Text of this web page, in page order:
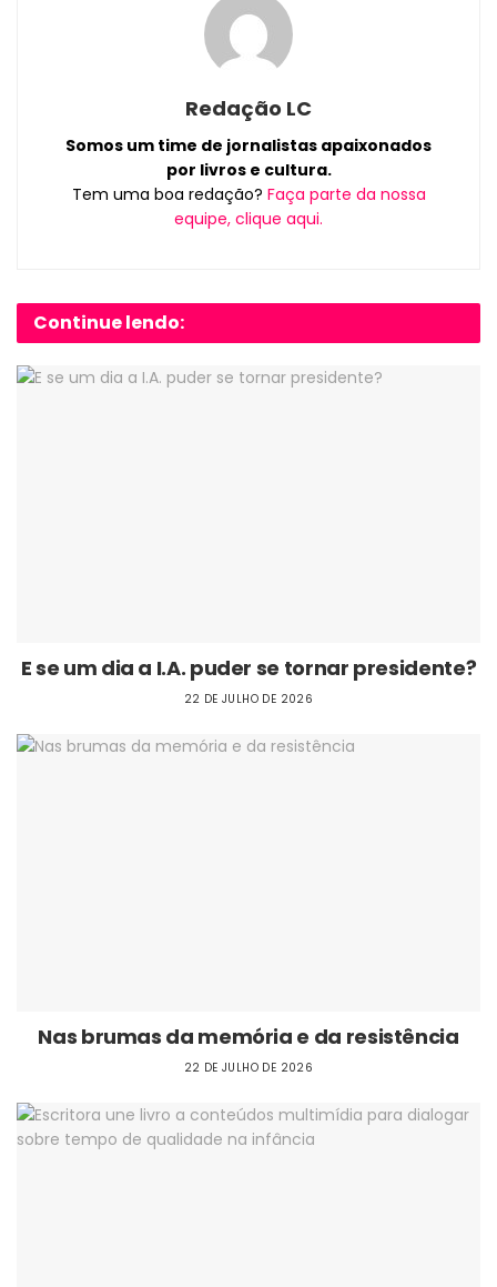
Redação LC
Somos um time de jornalistas apaixonados
por livros e cultura.
Tem uma boa redação? Faça parte da nossa
equipe, clique aqui.
Continue lendo:
E se um dia a I.A. puder se tornar presidente?
22 DE JULHO DE 2026
Nas brumas da memória e da resistência
22 DE JULHO DE 2026